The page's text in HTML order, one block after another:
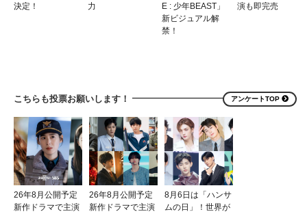
決定！
力
E : 少年BEAST」
新ビジュアル解
禁！
演も即完売
こちらも投票お願いします！ アンケートTOP
26年8月公開予定
新作ドラマで主演
26年8月公開予定
新作ドラマで主演
8月6日は「ハンサ
ムの日」！世界が